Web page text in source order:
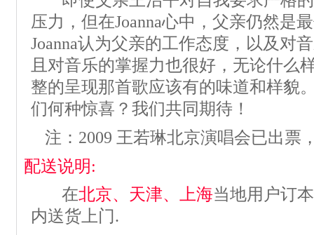
压力，但在Joanna心中，父亲仍然是
Joanna认为父亲的工作态度，以及对
且对音乐的掌握力也很好，无论什么
整的呈现那首歌应该有的味道和样貌
们何种惊喜？我们共同期待！
注：2009 王若琳北京演唱会已出票
配送说明:
在北京、天津、上海当地用户订
内送货上门.